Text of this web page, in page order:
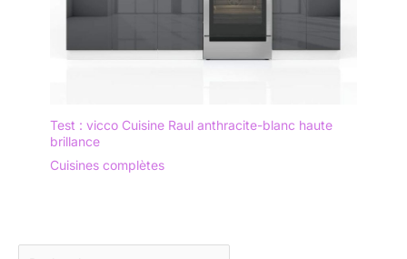
Test : vicco Cuisine Raul anthracite-blanc haute
brillance
Cuisines complètes